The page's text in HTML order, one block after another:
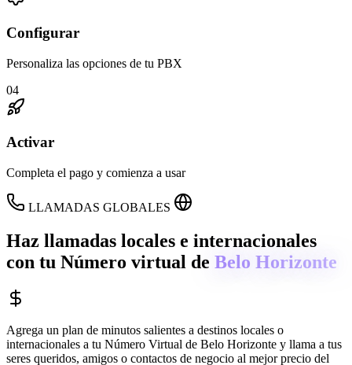
Configurar
Personaliza las opciones de tu PBX
04
Activar
Completa el pago y comienza a usar
LLAMADAS GLOBALES
Haz llamadas locales e internacionales
con tu Número virtual de Belo Horizonte
Agrega un plan de minutos salientes a destinos locales o
internacionales a tu Número Virtual de Belo Horizonte y llama a tus
seres queridos, amigos o contactos de negocio al mejor precio del